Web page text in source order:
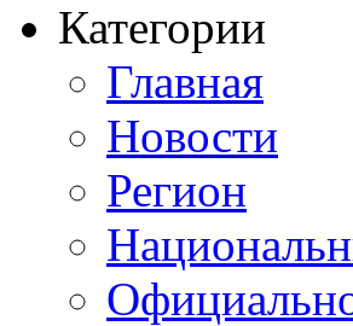
Категории
Главная
Новости
Регион